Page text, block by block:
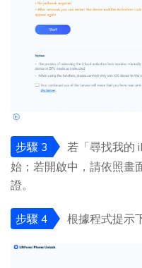
步驟 3
若「尋找我的
始；若開啟中，請依照畫
證。
步驟 4 根據程式提示